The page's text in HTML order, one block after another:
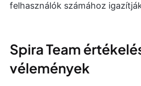
felhasználók számához
Spira Team
vélemények